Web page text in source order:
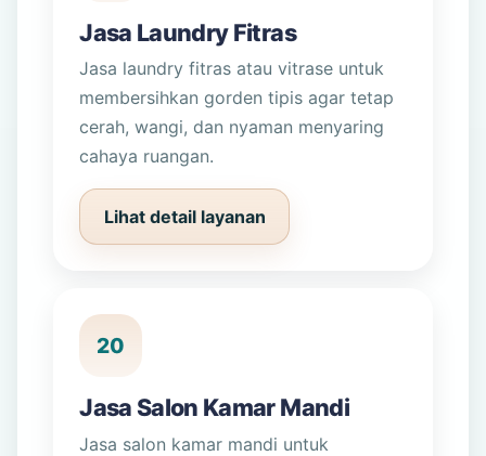
Jasa Laundry Fitras
Jasa laundry fitras atau vitrase untuk
membersihkan gorden tipis agar tetap
cerah, wangi, dan nyaman menyaring
cahaya ruangan.
Lihat detail layanan
20
Jasa Salon Kamar Mandi
Jasa salon kamar mandi untuk